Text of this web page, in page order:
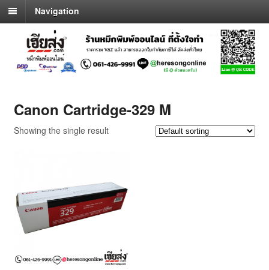
Navigation
Canon Cartridge-329 M
Showing the single result